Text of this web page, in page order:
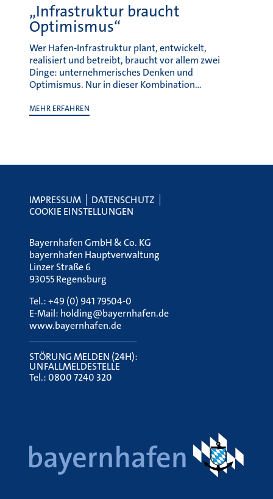
„Infrastruktur braucht
Optimismus“
Wer Hafen-Infrastruktur plant, entwickelt,
realisiert und betreibt, braucht vor allem zwei
Dinge: unternehmerisches Denken und
Optimismus. Nur in dieser Kombination…
MEHR ERFAHREN
IMPRESSUM
DATENSCHUTZ
COOKIE EINSTELLUNGEN
Bayernhafen GmbH & Co. KG
bayernhafen Hauptverwaltung
Linzer Straße 6
93055 Regensburg
Tel.:+49 (0) 941 79504-0
E-Mail: holding@bayernhafen.de
www.bayernhafen.de
STÖRUNG MELDEN (24H):
UNFALLMELDESTELLE
Tel.:0800 7240 320